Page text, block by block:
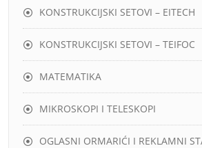
KONSTRUKCIJSKI SETOVI – EITECH
KONSTRUKCIJSKI SETOVI – TEIFOC
MATEMATIKA
MIKROSKOPI I TELESKOPI
OGLASNI ORMARIĆI I REKLAMNI